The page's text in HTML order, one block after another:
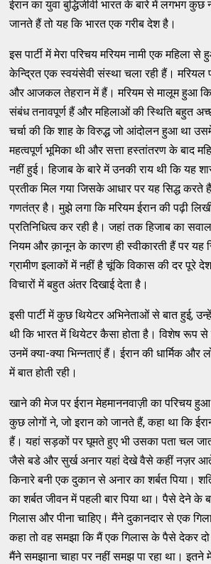
ईरान का युवा बुद्धिजीवी भारत के बारे में लगभग
जानते हैं तो यह कि भारत एक गरीब देश है।
इस पार्टी में मेरा परिचय मरियम नामी एक महिला
केन्द्रित एक स्वयंसेवी संस्था चला रही हैं। मरियल
और आजकल तेहरान में हैं। मरियम से मालूम हुआ कि
संबंध तनावपूर्ण हैं और महिलाओं की स्थिति बहुत
चर्चा की कि शाह के विरुद्ध जो आंदोलन हुआ था
महत्वपूर्ण भूमिका थी और सत्ता हस्तांतरण के बाद
नहीं हुई। हिजाब के बारे में उनकी राय थी कि यह
प्रतीक मिल गया जिसके आधार पर यह सिद्ध करते हैं
गणतंत्र है। मुझे लगा कि मरियम ईरान की पढ़ी
प्रतिनिधित्व कर रही है। जहां तक हिजाब का
नियम और क़ानून के कारण ही स्वीकारती हैं पर यह
ग्रामीण इलाकों में नहीं है चूंकि विकास की दर पूरे
विचारों में बहुत अंतर दिखाई देता है।
इसी पार्टी में कुछ थियेटर अभिनेताओं से बात हुई,
थी कि भारत में थियेटर कैसा होता है। विशेष रूप
उनमें क्या-क्या भिन्नताएं हैं। ईरान की धार्मिक और
में बात होती रही।
खाने की मेज पर ईरान मेहमाननवाज़ी का परिचय
कुछ लोगों ने, जो इरान को जानते हैं, कहा था कि
हैं। यहां सड़कों पर घूमते हुए भी उसका पता चल
जैसे बडे और सुर्ख अनार यहां देखे वैसे कहीं नज़र
किनारे बनी एक दुकान से अनार का शर्बत पिया।
का शर्बत जीवन में पहली बार पिया था। पैसे देने के
गिलास और पीना चाहिए। मैंने दुकानदार से एक
कहा तो वह समझा कि मैं एक गिलास के पैसे देकर दो
मैंने समझाना चाहा पर नहीं समझ पा रहा था। इतने